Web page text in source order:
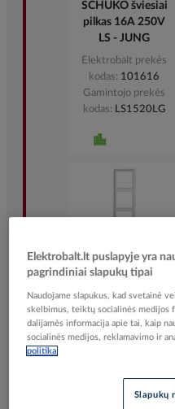
viengubam
jungikliui juodas
matinis LS - JUNG
Elektrobalt prekės
kodas
516560
Gamintojo prekės
kodas
LS990SWM
Lizdas p/t
SCHUKO baltas su
dangteliu 16A
250V LS - JUNG
Elektrobalt prekės
kodas
LS1520KLWW
Elektrobalt.lt puslapyje yra
pagrindiniai slapukų tipai
Naudojame slapukus, kad svetainė
skelbimus, teiktų socialinės medijos
dalijamės informacija apie tai, kaip
socialinės medijos, reklamavimo ir
politika
Slapukų